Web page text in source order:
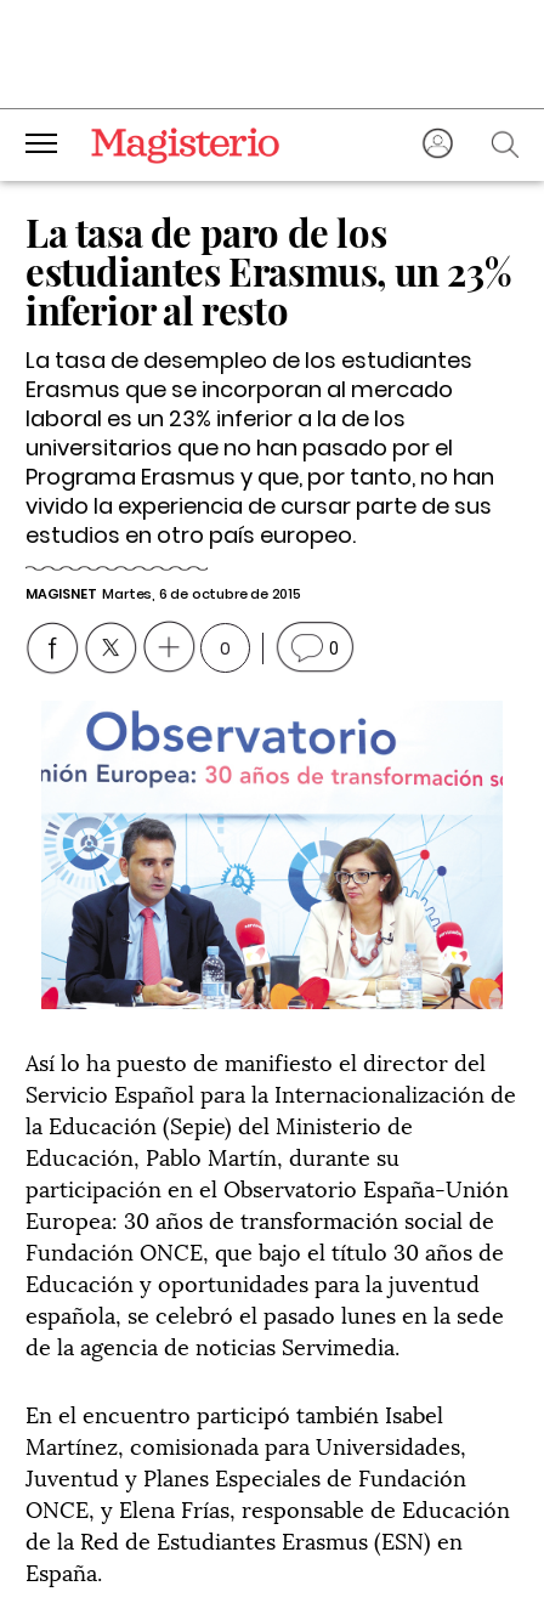
La tasa de paro de los
estudiantes Erasmus, un 23%
inferior al resto
La tasa de desempleo de los estudiantes
Erasmus que se incorporan al mercado
laboral es un 23% inferior a la de los
universitarios que no han pasado por el
Programa Erasmus y que, por tanto, no han
vivido la experiencia de cursar parte de sus
estudios en otro país europeo.
MAGISNET Martes, 6 de octubre de 2015
0 0
Así lo ha puesto de manifiesto el director del
Servicio Español para la Internacionalización de
la Educación (Sepie) del Ministerio de
Educación, Pablo Martín, durante su
participación en el Observatorio España-Unión
Europea: 30 años de transformación social de
Fundación ONCE, que bajo el título 30 años de
Educación y oportunidades para la juventud
española, se celebró el pasado lunes en la sede
de la agencia de noticias Servimedia.
En el encuentro participó también Isabel
Martínez, comisionada para Universidades,
Juventud y Planes Especiales de Fundación
ONCE, y Elena Frías, responsable de Educación
de la Red de Estudiantes Erasmus (ESN) en
España.